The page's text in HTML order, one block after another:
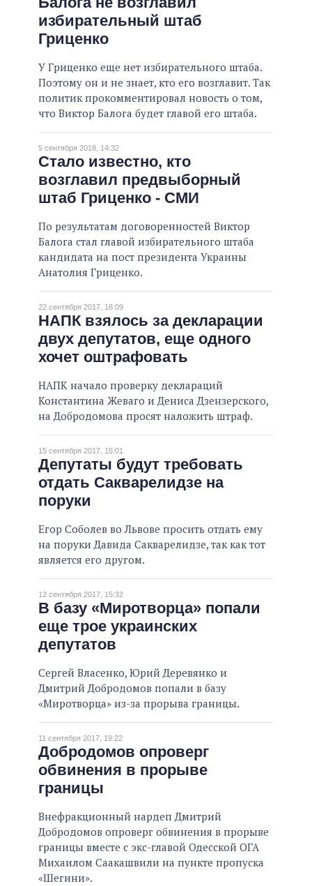
избирательный штаб
Гриценко
У Гриценко еще нет избирательного штаба.
Поэтому он и не знает, кто его возглавит. Так
политик прокомментировал новость о том,
что Виктор Балога будет главой его штаба.
5 сентября 2018, 14:32
Стало известно, кто
возглавил предвыборный
штаб Гриценко - СМИ
По результатам договоренностей Виктор
Балога стал главой избирательного штаба
кандидата на пост президента Украины
Анатолия Гриценко.
22 сентября 2017, 18:09
НАПК взялось за декларации
двух депутатов, еще одного
хочет оштрафовать
НАПК начало проверку деклараций
Константина Жеваго и Дениса Дзензерского,
на Добродомова просят наложить штраф.
15 сентября 2017, 15:01
Депутаты будут требовать
отдать Сакварелидзе на
поруки
Егор Соболев во Львове просить отдать ему
на поруки Давида Сакварелидзе, так как тот
является его другом.
12 сентября 2017, 15:32
В базу «Миротворца» попали
еще трое украинских
депутатов
Сергей Власенко, Юрий Деревянко и
Дмитрий Добродомов попали в базу
«Миротворца» из-за прорыва границы.
11 сентября 2017, 19:22
Добродомов опроверг
обвинения в прорыве
границы
Внефракционный нардеп Дмитрий
Добродомов опроверг обвинения в прорыве
границы вместе с экс-главой Одесской ОГА
Михаилом Саакашвили на пункте пропуска
«Шегини».